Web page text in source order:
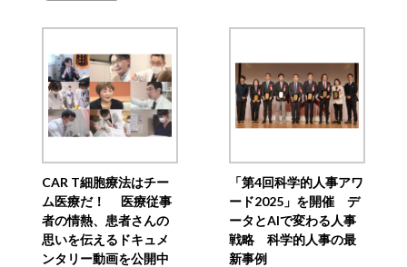
CAR T細胞療法はチー
ム医療だ！ 医療従事
者の情熱、患者さんの
思いを伝えるドキュメ
ンタリー動画を公開中
「第4回科学的人事アワ
ード2025」を開催 デ
ータとAIで変わる人事
戦略 科学的人事の最
新事例